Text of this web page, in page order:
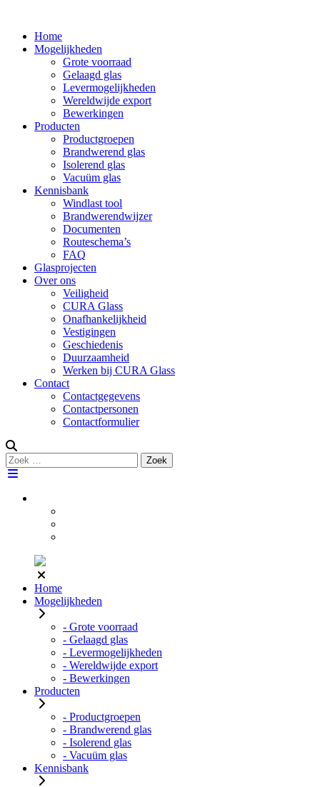
Home
Mogelijkheden
Grote voorraad
Gelaagd glas
Levermogelijkheden
Wereldwijde export
Bewerkingen
Producten
Productgroepen
Brandwerend glas
Isolerend glas
Vacuüm glas
Kennisbank
Windlast tool
Brandwerendwijzer
Documenten
Routeschema’s
FAQ
Glasprojecten
Over ons
Veiligheid
CURA Glass
Onafhankelijkheid
Vestigingen
Geschiedenis
Duurzaamheid
Werken bij CURA Glass
Contact
Contactgegevens
Contactpersonen
Contactformulier
Zoeken
naar:
Zoek
Home
Mogelijkheden
- Grote voorraad
- Gelaagd glas
- Levermogelijkheden
- Wereldwijde export
- Bewerkingen
Producten
- Productgroepen
- Brandwerend glas
- Isolerend glas
- Vacuüm glas
Kennisbank